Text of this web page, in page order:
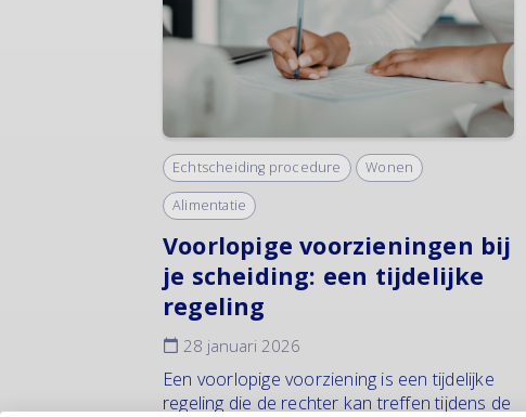
Echtscheiding procedure Wonen
Alimentatie
Voorlopige voorzieningen bij
je scheiding: een tijdelijke
regeling
28 januari 2026
Een voorlopige voorziening is een tijdelijke
regeling die de rechter kan treffen tijdens de